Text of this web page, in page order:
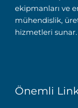
ekipmanları ve
mühendislik,
hizmetleri sunar.
Önemli